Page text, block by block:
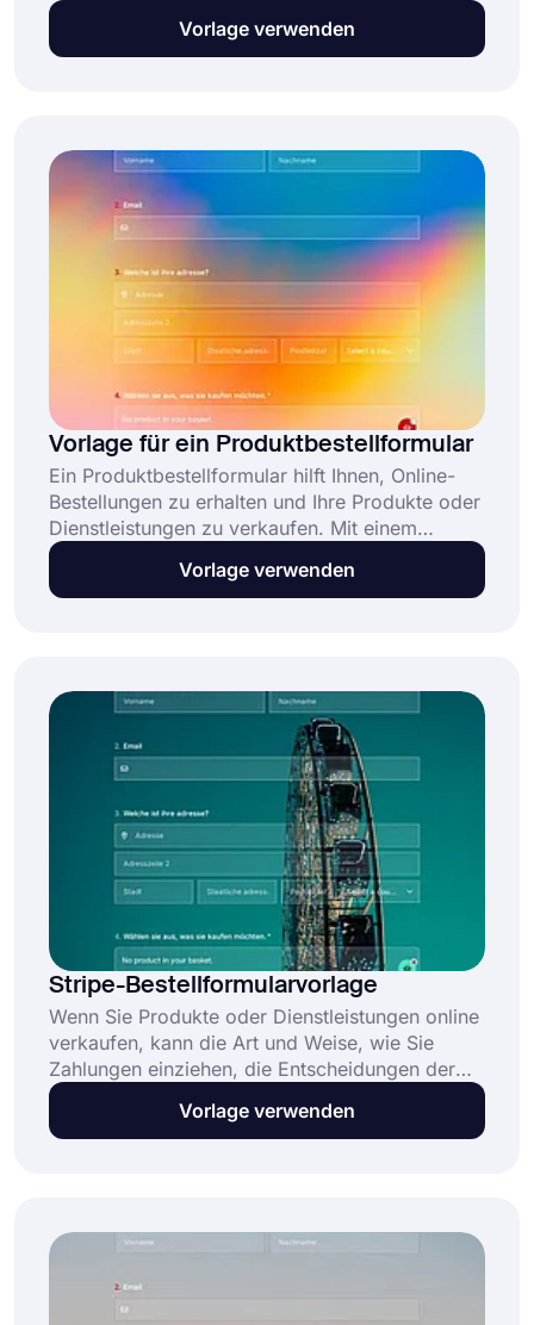
Verwaltungsaufgaben verbringen, desto mehr
Zeit haben Sie für Ihr eigentliches Geschäft.
optimieren. Verwenden Sie diese Vorlage für ein
Großhandelsbestellformular, um Ihr Formular zu
erstellen und Großhandelsbestellungen online
aufzugeben.
Vorlage verwenden
Vorlage für ein Produktbestellformular
Ein Produktbestellformular hilft Ihnen, Online-
Bestellungen zu erhalten und Ihre Produkte oder
Dienstleistungen zu verkaufen. Mit einem
Online-Produktbestellformular können Sie Ihre
Artikel auflisten, ihre Fotos hinzufügen und
Bestellvorgang für alle einfach!
Vorlage verwenden
Stripe-Bestellformularvorlage
Wenn Sie Produkte oder Dienstleistungen online
verkaufen, kann die Art und Weise, wie Sie
Zahlungen einziehen, die Entscheidungen der
Kunden wirklich beeinflussen. Durch die
Erstellung eines Stripe-Zahlungsformulars bieten
Zahlungsgateway bezahlen.
Vorlage verwenden